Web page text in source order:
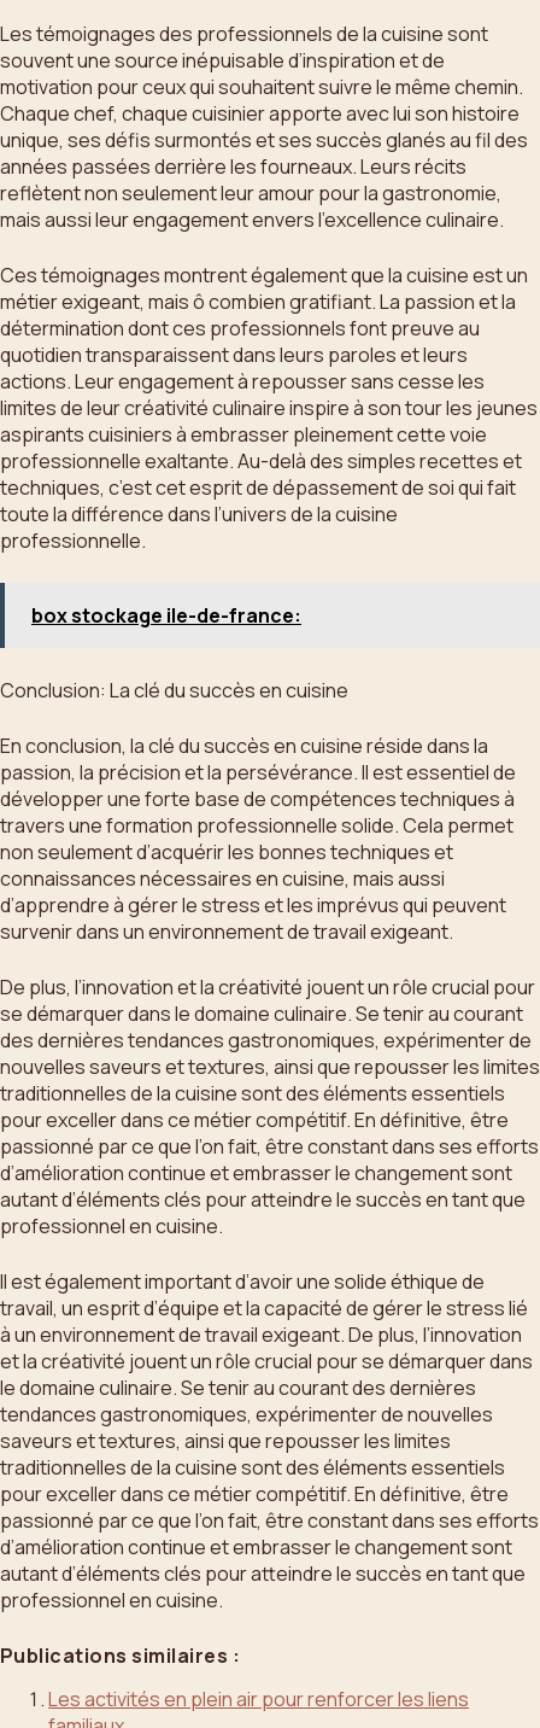
Les témoignages des professionnels de la cuisine sont
souvent une source inépuisable d’inspiration et de
motivation pour ceux qui souhaitent suivre le même chemin.
Chaque chef, chaque cuisinier apporte avec lui son histoire
unique, ses défis surmontés et ses succès glanés au fil des
années passées derrière les fourneaux. Leurs récits
reflètent non seulement leur amour pour la gastronomie,
mais aussi leur engagement envers l’excellence culinaire.
Ces témoignages montrent également que la cuisine est un
métier exigeant, mais ô combien gratifiant. La passion et la
détermination dont ces professionnels font preuve au
quotidien transparaissent dans leurs paroles et leurs
actions. Leur engagement à repousser sans cesse les
limites de leur créativité culinaire inspire à son tour les jeunes
aspirants cuisiniers à embrasser pleinement cette voie
professionnelle exaltante. Au-delà des simples recettes et
techniques, c’est cet esprit de dépassement de soi qui fait
toute la différence dans l’univers de la cuisine
professionnelle.
box stockage ile-de-france:
Conclusion: La clé du succès en cuisine
En conclusion, la clé du succès en cuisine réside dans la
passion, la précision et la persévérance. Il est essentiel de
développer une forte base de compétences techniques à
travers une formation professionnelle solide. Cela permet
non seulement d’acquérir les bonnes techniques et
connaissances nécessaires en cuisine, mais aussi
d’apprendre à gérer le stress et les imprévus qui peuvent
survenir dans un environnement de travail exigeant.
De plus, l’innovation et la créativité jouent un rôle crucial pour
se démarquer dans le domaine culinaire. Se tenir au courant
des dernières tendances gastronomiques, expérimenter de
nouvelles saveurs et textures, ainsi que repousser les limites
traditionnelles de la cuisine sont des éléments essentiels
pour exceller dans ce métier compétitif. En définitive, être
passionné par ce que l’on fait, être constant dans ses efforts
d’amélioration continue et embrasser le changement sont
autant d’éléments clés pour atteindre le succès en tant que
professionnel en cuisine.
Il est également important d’avoir une solide éthique de
travail, un esprit d’équipe et la capacité de gérer le stress lié
à un environnement de travail exigeant. De plus, l’innovation
et la créativité jouent un rôle crucial pour se démarquer dans
le domaine culinaire. Se tenir au courant des dernières
tendances gastronomiques, expérimenter de nouvelles
saveurs et textures, ainsi que repousser les limites
traditionnelles de la cuisine sont des éléments essentiels
pour exceller dans ce métier compétitif. En définitive, être
passionné par ce que l’on fait, être constant dans ses efforts
d’amélioration continue et embrasser le changement sont
autant d’éléments clés pour atteindre le succès en tant que
professionnel en cuisine.
Publications similaires :
Les activités en plein air pour renforcer les liens